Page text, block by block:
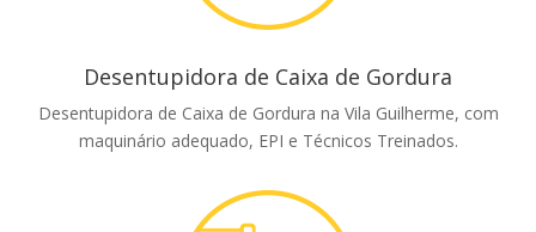
Desentupidora de Caixa de Gordura
Desentupidora de Caixa de Gordura na Vila Guilherme, com
maquinário adequado, EPI e Técnicos Treinados.